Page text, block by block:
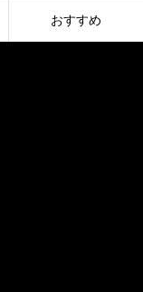
おすすめ